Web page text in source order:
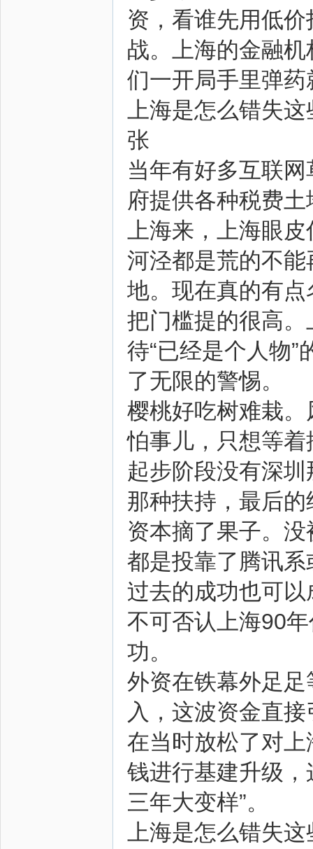
资，看谁先用低
战。上海的金融
们一开局手里弹
上海是怎么错失
张
当年有好多互联
府提供各种税费
上海来，上海眼
河泾都是荒的不
地。现在真的有
把门槛提的很高
待“已经是个人物”
了无限的警惕。
樱桃好吃树难栽
怕事儿，只想等
起步阶段没有深
那种扶持，最后
资本摘了果子。
都是投靠了腾讯
过去的成功也可
不可否认上海90
功。
外资在铁幕外足
入，这波资金直
在当时放松了对
钱进行基建升级
三年大变样”。
上海是怎么错失